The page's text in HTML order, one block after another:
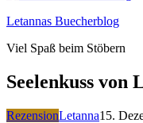
Letannas Buecherblog
Viel Spaß beim Stöbern
Seelenkuss von
RezensionLetanna15.